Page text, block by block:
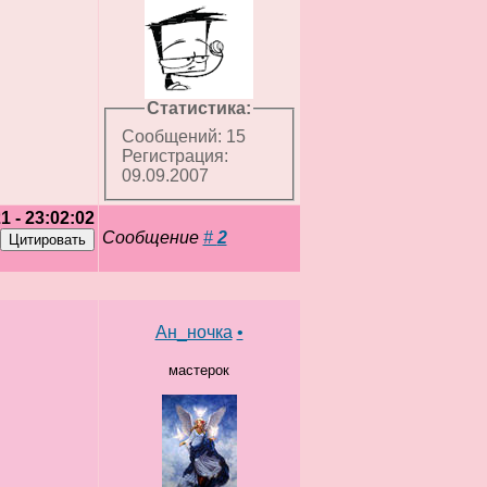
Статистика:
Сообщений: 15
Регистрация:
09.09.2007
- 23:02:02
Сообщение # 2
Ан_ночка •
мастерок